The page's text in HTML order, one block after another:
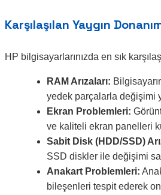
Karşılaşılan Yaygın
HP bilgisayarlarınızda en sık
RAM Arızaları:
yedek parçalarla değişimi
Ekran Problemleri:
ve kaliteli ekran panelleri
Sabit Disk (HDD/SSD)
SSD diskler ile değişimi
Anakart Problemleri:
bileşenleri tespit ederek